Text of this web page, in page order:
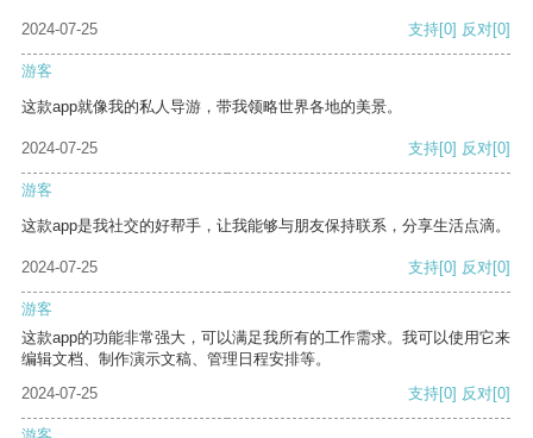
2024-07-25 支持[0] 反对[0]
游客
这款app就像我的私人导游，带我领略世界各地的美景。
2024-07-25 支持[0] 反对[0]
游客
这款app是我社交的好帮手，让我能够与朋友保持联系，分享生活点滴。
2024-07-25 支持[0] 反对[0]
游客
这款app的功能非常强大，可以满足我所有的工作需求。我可以使用它来
编辑文档、制作演示文稿、管理日程安排等。
2024-07-25
支持[0] 反对[0]